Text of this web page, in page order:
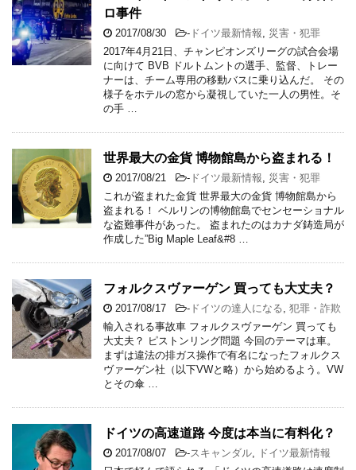
ロ事件
2017/08/30 - ドイツ最新情報
災害・犯罪
2017年4月21日、チャンピオンズリーグの試合会場
に向けて BVB ドルトムントの選手、監督、トレー
ナーは、チーム専用の移動バスに乗り込んだ。 その
様子をホテルの窓から凝視していた一人の男性。そ
の手 …
世界最大の金貨 博物館島から盗まれる！
2017/08/21 - ドイツ最新情報
災害・犯罪
これが盗まれた金貨 世界最大の金貨 博物館島から
盗まれる！ ベルリンの博物館島でセンセーショナル
な盗難事件があった。 盗まれたのはカナダ鋳造局が
作成した”Big Maple Leaf&#8 …
フォルクスヴァーゲン 買っても大丈夫？
2017/08/17 - ドイツの達人になる 犯罪・詐欺
輸入される事故車 フォルクスヴァーゲン 買っても
大丈夫？ ピストンリング問題 今回のテーマは車。
まずは違法の排ガス操作で有名になったフォルクス
ヴァーゲン社（以下VWと略）から始めるよう。VW
とその傘 …
ドイツの高速道路 今度は本当に有料化？
2017/08/07 -スキャンダル
ドイツ最新情報